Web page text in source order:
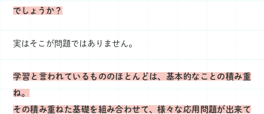
でしょうか？
実はそこが問題ではありません。
学習と言われているもののほとんどは、基本的なことの積み重
ね。
その積み重ねた基礎を組み合わせて、様々な応用問題が出来て